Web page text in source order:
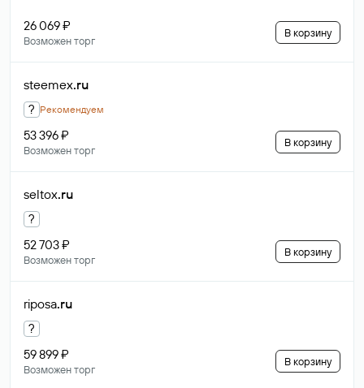
26 069 ₽
Возможен торг
В корзину
steemex.ru
? Рекомендуем
53 396 ₽
Возможен торг
В корзину
seltox.ru
?
52 703 ₽
Возможен торг
В корзину
riposa.ru
?
59 899 ₽
Возможен торг
В корзину